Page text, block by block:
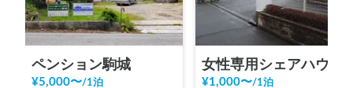
ペンション駒城
¥5,000〜/1泊 ¥1,000〜/1泊